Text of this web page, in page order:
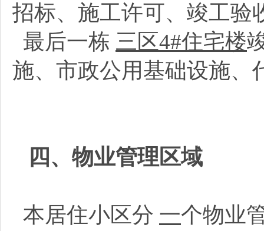
招标、施工许可、竣工验
最后一栋 三区4#住宅楼
施、市政公用基础设施、
四、物业管理区域
本居住小区分 一个物业